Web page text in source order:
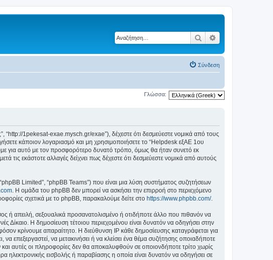
Αναζήτηση
Σύνδεση
Γλώσσα:
1pekesat-exae.mysch.gr/exae”), δέχεστε ότι δεσμεύεστε νομικά από τους
κάποιον λογαριασμό και μη χρησιμοποιήσετε το “Helpdesk εξΑΕ 1ου
για αυτό με τον προσφορότερο δυνατό τρόπο, όμως θα ήταν συνετό εκ
εκάστοτε αλλαγές δείχνει πως δέχεστε ότι δεσμεύεστε νομικά από αυτούς
“phpBB Limited”, “phpBB Teams”) που είναι μια λύση συστήματος συζητήσεων
. Η ομάδα του phpBB δεν μπορεί να ασκήσει την επιρροή στο περιεχόμενο
σχετικά με το phpBB, παρακαλούμε δείτε στο https://www.phpbb.com/.
ή απειλή, σεξουαλικά προσανατολισμένο ή οτιδήποτε άλλο που πιθανόν να
Δίκαιο. Η δημοσίευση τέτοιου περιεχομένου είναι δυνατόν να οδηγήσει στην
κρίνουμε απαραίτητο. Η διεύθυνση IP κάθε δημοσίευσης καταγράφεται για
επεξεργαστεί, να μετακινήσει ή να κλείσει ένα θέμα συζήτησης οποιαδήποτε
και αυτές οι πληροφορίες δεν θα αποκαλυφθούν σε οποιονδήποτε τρίτο χωρίς
εισβολής ή παραβίασης η οποία είναι δυνατόν να οδηγήσει σε